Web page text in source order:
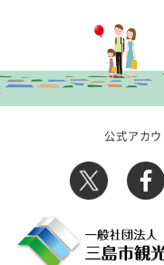
公式アカ